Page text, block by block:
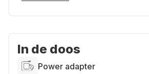
In de doos
Power adapter